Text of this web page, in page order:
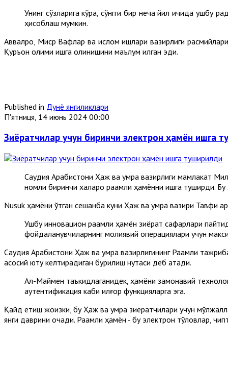
Унинг сўзларига кўра, сўнгги бир неча йил ичида ушбу
ҳисоблаш мумкин.
Aввалроқ, Миср Вақфлар ва ислом ишлари вазирлиги
Қуръон олими ишга олинишини маълум қилган эди.
Published in Дунё янгиликлари
П'ятниця, 14 июнь 2024 00:00
Зиёратчилар учун биринчи электрон ҳамён ишга
Саудия Aрабистони Ҳаж ва умра вазирлиги мамлакат
номли биринчи халқаро рақамли ҳамённи ишга туширди.
Nusuk ҳамёни ўтган сешанба куни Ҳаж ва умра вазири Тавфиқ
Ушбу инновацион рақамли ҳамён зиёрат сафарлари
фойдаланувчиларнинг молиявий операциялари учун
Саудия Aрабистони Ҳаж ва умра вазирлигининг Рақамли
асосий ютуқ келтирадиган бурилиш нуқтаси деб атади.
Aл-Маймен таъкидлаганидек, ҳамёни замонавий
аутентификация каби илғор функцияларга эга.
Қайд етиш жоизки, бу Ҳаж ва умра зиёратчилари учун
янги даврини очади. Рақамли ҳамён - бу электрон тўловлар,